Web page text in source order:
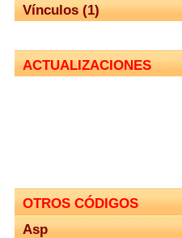
Vínculos (1)
ACTUALIZACIONES
OTROS CÓDIGOS
Asp